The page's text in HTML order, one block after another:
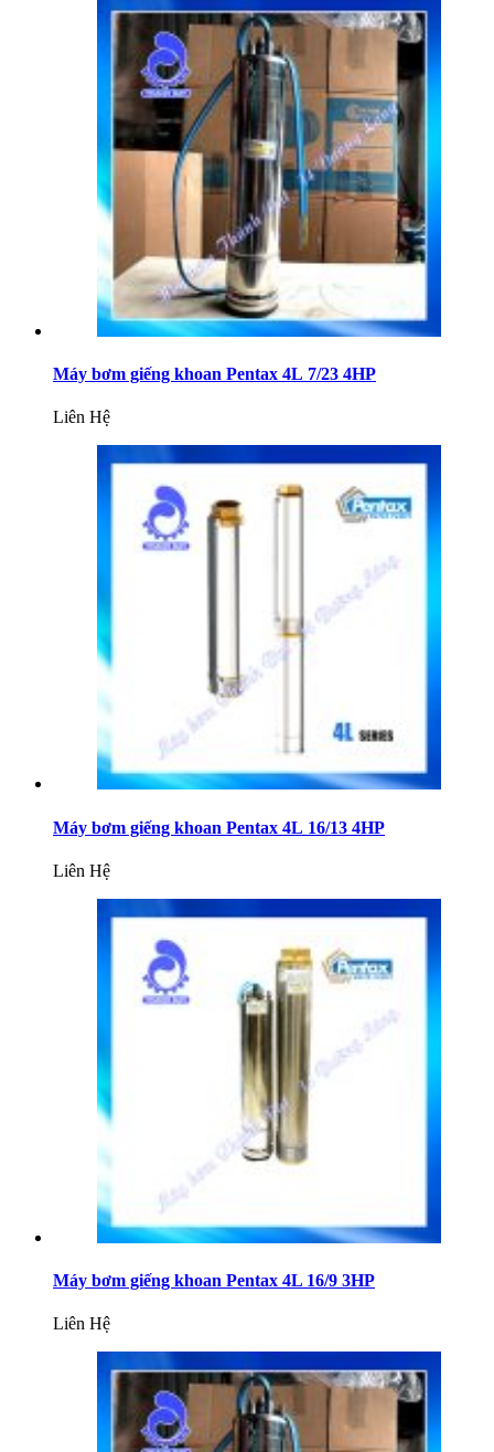
Máy bơm giếng khoan Pentax 4L 7/23 4HP
Liên Hệ
Máy bơm giếng khoan Pentax 4L 16/13 4HP
Liên Hệ
Máy bơm giếng khoan Pentax 4L 16/9 3HP
Liên Hệ